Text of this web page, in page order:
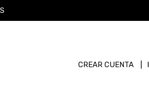
CREAR CUENTA